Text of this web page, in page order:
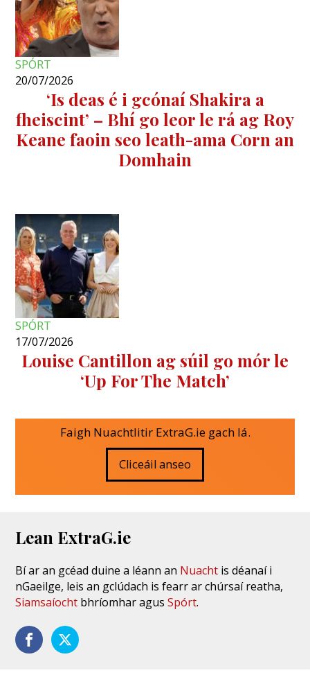
SPÓRT
20/07/2026
‘Is deas é i gcónaí Shakira a
fheiscint’ – Bhí go leor le rá ag Roy
Keane faoin seo leath-ama Corn an
Domhain
SPÓRT
17/07/2026
Louise Cantillon ag súil go mór le
‘Up For The Match’
Faigh Nuachtlitir ExtraG.ie gach lá.
Cliceáil anseo
Lean ExtraG.ie
Bí ar an gcéad duine a léann an Nuacht is déanaí i
nGaeilge, leis an gclúdach is fearr ar chúrsaí reatha,
Siamsaíocht bhríomhar agusSpórt.